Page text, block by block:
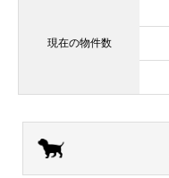
現在の物件数